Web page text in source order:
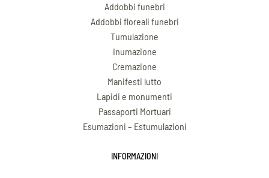
Addobbi funebri
Addobbi floreali funebri
Tumulazione
Inumazione
Cremazione
Manifesti lutto
Lapidi e monumenti
Passaporti Mortuari
Esumazioni – Estumulazioni
INFORMAZIONI